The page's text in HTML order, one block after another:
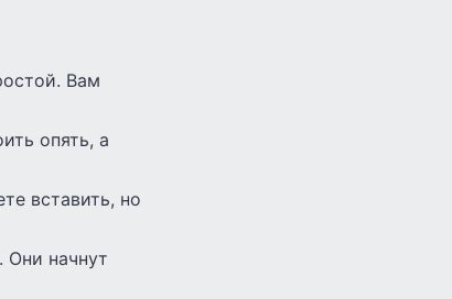
Вам
опять, а
вставить, но
Они начнут